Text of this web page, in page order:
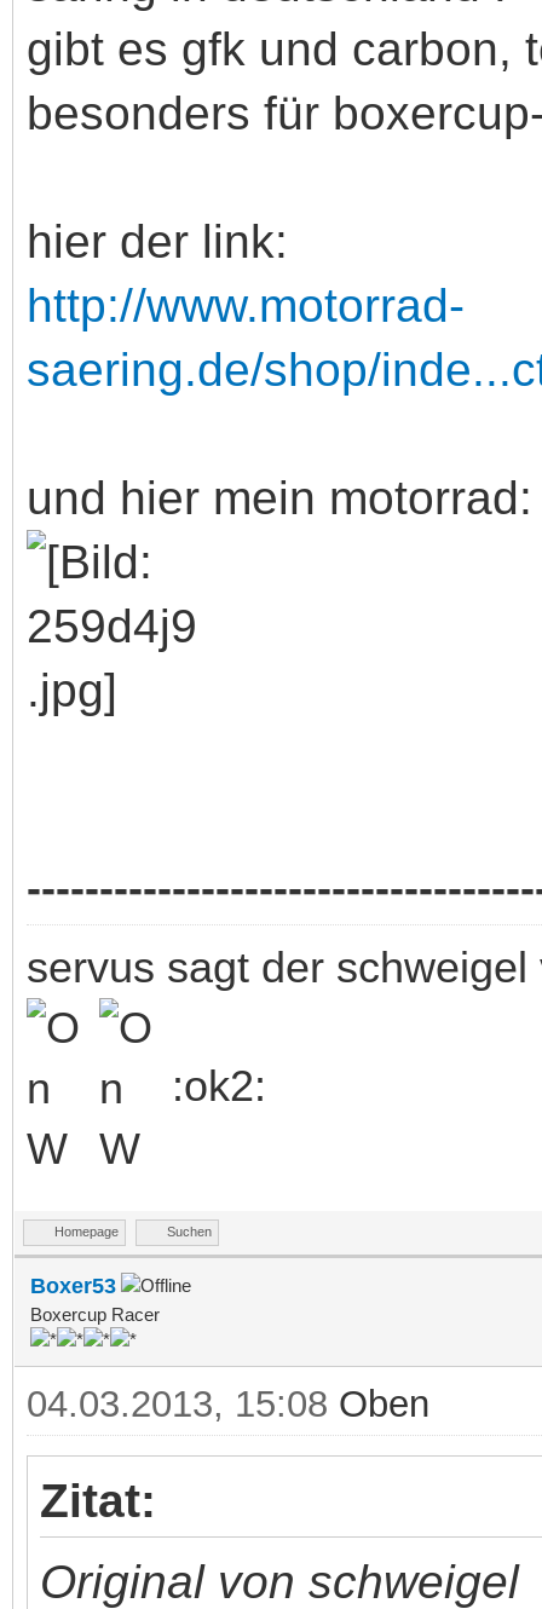
gibt es gfk und carbon,
besonders für
hier der link:
http://www.motorrad-
saering.de/shop/
und hier mein motorrad:
servus sagt der schweigel
:ok2:
Homepage Suchen
Boxer53
Boxercup Racer
04.03.2013, 15:08 Oben
Zitat:
Original von schweigel